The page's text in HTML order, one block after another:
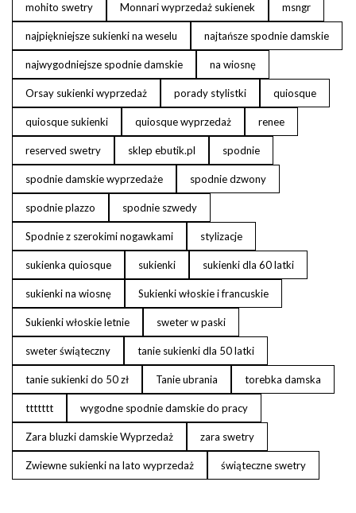
mohito swetry Monnari wyprzedaż sukienek msngr
najpiękniejsze sukienki na weselu najtańsze spodnie damskie
najwygodniejsze spodnie damskie na wiosnę
Orsay sukienki wyprzedaż porady stylistki quiosque
quiosque sukienki quiosque wyprzedaż renee
reserved swetry sklep ebutik.pl spodnie
spodnie damskie wyprzedaże spodnie dzwony
spodnie plazzo spodnie szwedy
Spodnie z szerokimi nogawkami stylizacje
sukienka quiosque sukienki sukienki dla 60 latki
sukienki na wiosnę Sukienki włoskie i francuskie
Sukienki włoskie letnie sweter w paski
sweter świąteczny tanie sukienki dla 50 latki
tanie sukienki do 50 zł Tanie ubrania torebka damska
ttttttt wygodne spodnie damskie do pracy
Zara bluzki damskie Wyprzedaż zara swetry
Zwiewne sukienki na lato wyprzedaż świąteczne swetry